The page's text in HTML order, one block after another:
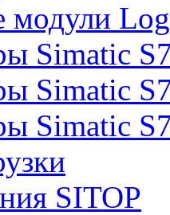
модули
Simatic
Simatic
Simatic
SITOP